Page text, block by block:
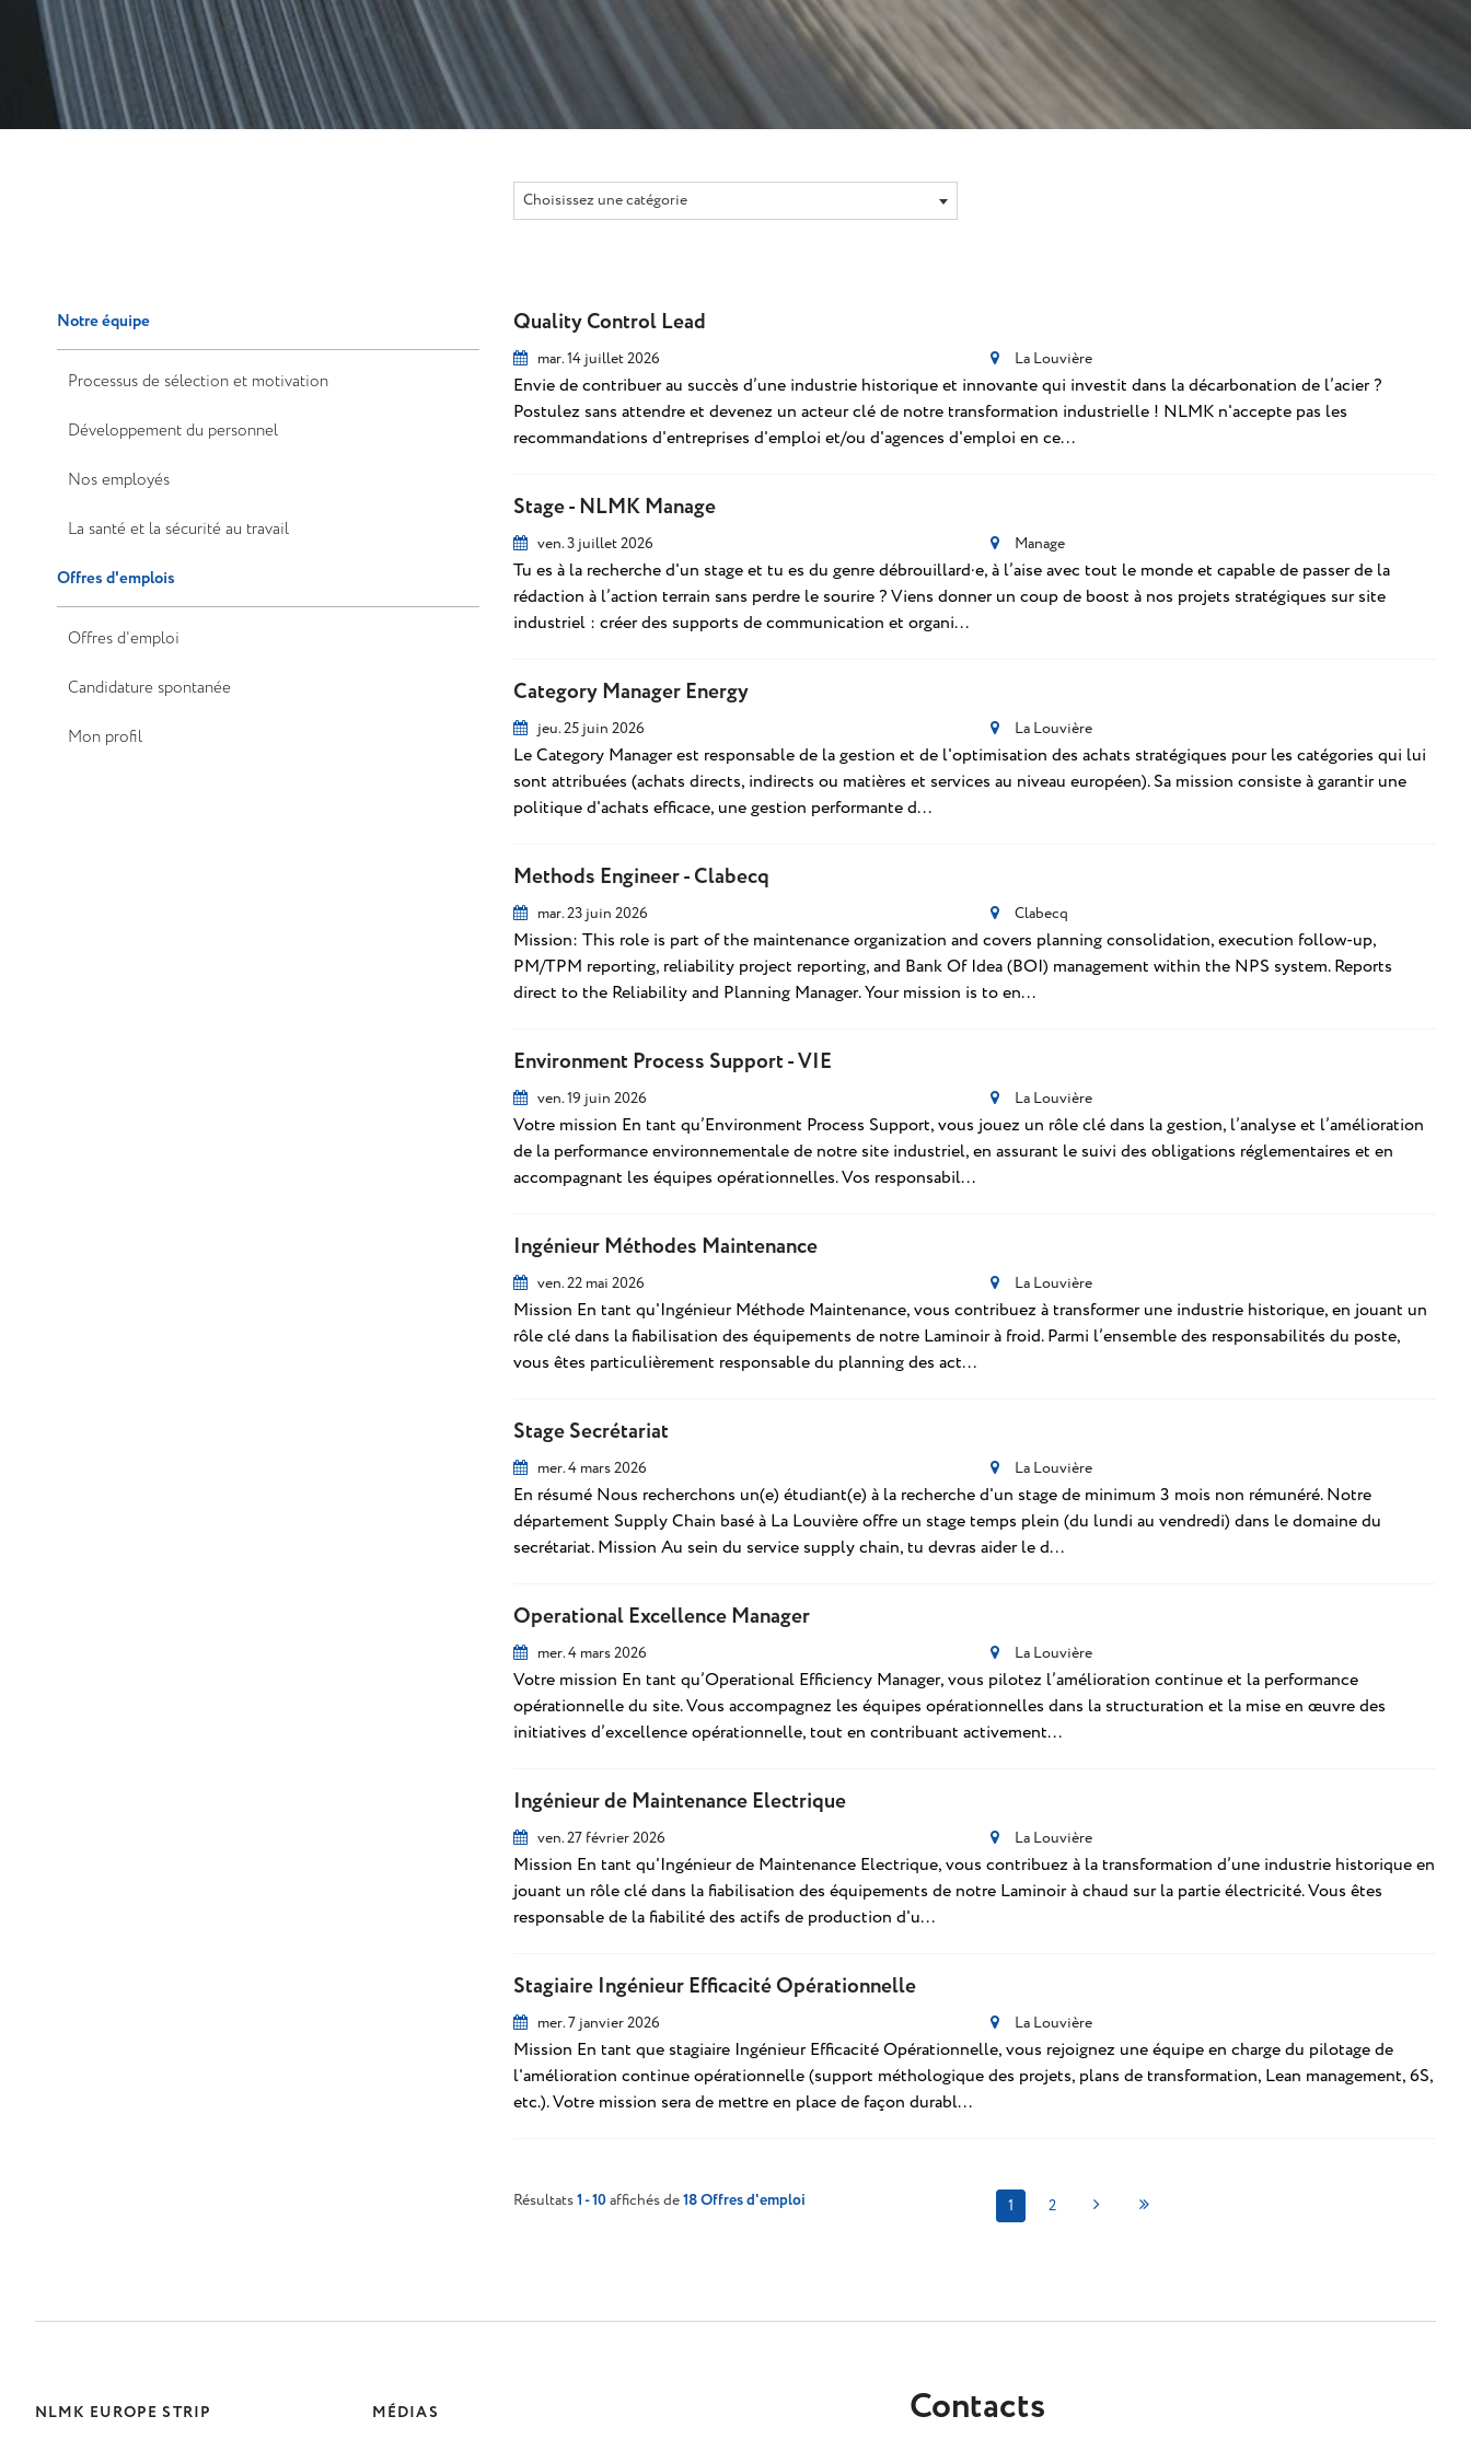
Système de qualité
Approvisionnement
Choisissez une catégorie
Notre équipe
Processus de sélection et motivation
Développement du personnel
Nos employés
La santé et la sécurité au travail
Offres d'emplois
Offres d'emploi
Candidature spontanée
Mon profil
Quality Control Lead
mar. 14 juillet 2026 La Louvière
Envie de contribuer au succès d’une industrie historique et innovante qui investit dans la décarbonation de l’acier ?
Postulez sans attendre et devenez un acteur clé de notre transformation industrielle ! NLMK n'accepte pas les
recommandations d'entreprises d'emploi et/ou d'agences d'emploi en ce...
Stage - NLMK Manage
ven. 3 juillet 2026 Manage
Tu es à la recherche d'un stage et tu es du genre débrouillard·e, à l’aise avec tout le monde et capable de passer de la
rédaction à l’action terrain sans perdre le sourire ? Viens donner un coup de boost à nos projets stratégiques sur site
industriel : créer des supports de communication et organi...
Category Manager Energy
jeu. 25 juin 2026 La Louvière
Le Category Manager est responsable de la gestion et de l'optimisation des achats stratégiques pour les catégories qui lui
sont attribuées (achats directs, indirects ou matières et services au niveau européen). Sa mission consiste à garantir une
politique d'achats efficace, une gestion performante d...
Methods Engineer - Clabecq
mar. 23 juin 2026 Clabecq
Mission: This role is part of the maintenance organization and covers planning consolidation, execution follow-up,
PM/TPM reporting, reliability project reporting, and Bank Of Idea (BOI) management within the NPS system. Reports
direct to the Reliability and Planning Manager. Your mission is to en...
Environment Process Support - VIE
ven. 19 juin 2026 La Louvière
Votre mission En tant qu’Environment Process Support, vous jouez un rôle clé dans la gestion, l’analyse et l’amélioration
de la performance environnementale de notre site industriel, en assurant le suivi des obligations réglementaires et en
accompagnant les équipes opérationnelles. Vos responsabil...
Ingénieur Méthodes Maintenance
ven. 22 mai 2026 La Louvière
Mission En tant qu'Ingénieur Méthode Maintenance, vous contribuez à transformer une industrie historique, en jouant un
rôle clé dans la fiabilisation des équipements de notre Laminoir à froid. Parmi l’ensemble des responsabilités du poste,
vous êtes particulièrement responsable du planning des act...
Stage Secrétariat
mer. 4 mars 2026 La Louvière
En résumé Nous recherchons un(e) étudiant(e) à la recherche d'un stage de minimum 3 mois non rémunéré. Notre
département Supply Chain basé à La Louvière offre un stage temps plein (du lundi au vendredi) dans le domaine du
secrétariat. Mission Au sein du service supply chain, tu devras aider le d...
Operational Excellence Manager
mer. 4 mars 2026 La Louvière
Votre mission En tant qu’Operational Efficiency Manager, vous pilotez l’amélioration continue et la performance
opérationnelle du site. Vous accompagnez les équipes opérationnelles dans la structuration et la mise en œuvre des
initiatives d’excellence opérationnelle, tout en contribuant activement...
Ingénieur de Maintenance Electrique
ven. 27 février 2026 La Louvière
Mission En tant qu'Ingénieur de Maintenance Electrique, vous contribuez à la transformation d’une industrie historique en
jouant un rôle clé dans la fiabilisation des équipements de notre Laminoir à chaud sur la partie électricité. Vous êtes
responsable de la fiabilité des actifs de production d'u...
Stagiaire Ingénieur Efficacité Opérationnelle
mer. 7 janvier 2026 La Louvière
Mission En tant que stagiaire Ingénieur Efficacité Opérationnelle, vous rejoignez une équipe en charge du pilotage de
l'amélioration continue opérationnelle (support méthologique des projets, plans de transformation, Lean management, 6S,
etc.). Votre mission sera de mettre en place de façon durabl...
Résultats1 - 10affichés de18 Offres d'emploi 1 2
NLMK EUROPE STRIP MÉDIAS Contacts